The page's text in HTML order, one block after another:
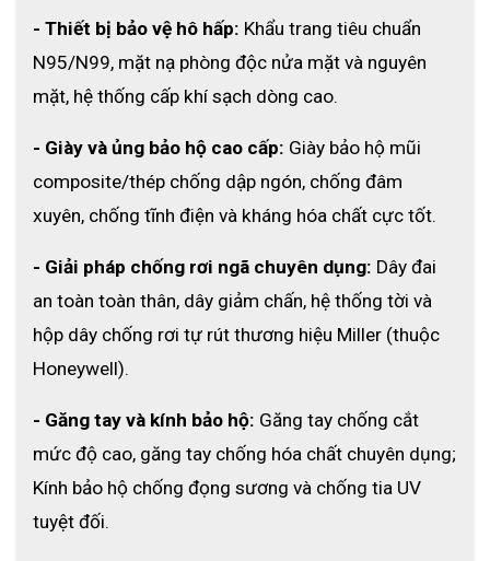
Thông số kích thước theo size
Mã SP Size K.lượng
Chiều dài
2500000R0302
XX-Small 129g
208mm
2500001R0302
X-Small 138g
220mm
2500003R0302
Medium 168g
245mm
2500004R0302
Large 185g
257mm
2500005R0302
X-Large 195g 270mm
Tiêu chuẩn và ứng dụng
- Thiết bị bảo vệ hô hấp: Khẩu trang tiêu chuẩn
N95/N99, mặt nạ phòng độc nửa mặt và nguyên
mặt, hệ thống cấp khí sạch dòng cao.
- Giày và ủng bảo hộ cao cấp: Giày bảo hộ mũi
composite/thép chống dập ngón, chống đâm
xuyên, chống tĩnh điện và kháng hóa chất cực tốt.
- Giải pháp chống rơi ngã chuyên dụng: Dây đai
an toàn toàn thân, dây giảm chấn, hệ thống tời và
hộp dây chống rơi tự rút thương hiệu Miller (thuộc
Honeywell).
- Găng tay và kính bảo hộ: Găng tay chống cắt
mức độ cao, găng tay chống hóa chất chuyên dụng;
Kính bảo hộ chống đọng sương và chống tia UV
tuyệt đối.